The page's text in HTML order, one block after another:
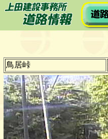
鳥居峠